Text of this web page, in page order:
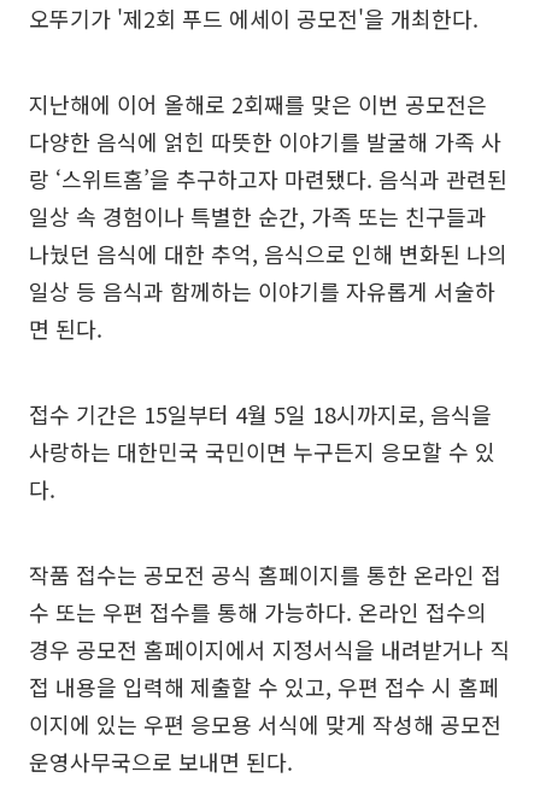
오뚜기가 '제2회 푸드 에세이 공모전'을 개최한다.
지난해에 이어 올해로 2회째를 맞은 이번 공모전은
다양한 음식에 얽힌 따뜻한 이야기를 발굴해 가족 사
랑 ‘스위트홈’을 추구하고자 마련됐다. 음식과 관련된
일상 속 경험이나 특별한 순간, 가족 또는 친구들과
나눴던 음식에 대한 추억, 음식으로 인해 변화된 나의
일상 등 음식과 함께하는 이야기를 자유롭게 서술하
면 된다.
접수 기간은 15일부터 4월 5일 18시까지로, 음식을
사랑하는 대한민국 국민이면 누구든지 응모할 수 있
다.
작품 접수는 공모전 공식 홈페이지를 통한 온라인 접
수 또는 우편 접수를 통해 가능하다. 온라인 접수의
경우 공모전 홈페이지에서 지정서식을 내려받거나 직
접 내용을 입력해 제출할 수 있고, 우편 접수 시 홈페
이지에 있는 우편 응모용 서식에 맞게 작성해 공모전
운영사무국으로 보내면 된다.